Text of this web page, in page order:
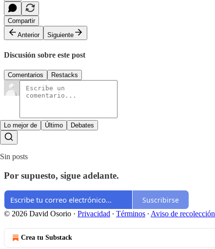
Compartir
Anterior
Siguiente
Discusión sobre este post
Comentarios Restacks
Lo mejor de Último Debates
Sin posts
Por supuesto, sigue adelante.
Suscribirse
© 2026 David Osorio · Privacidad ∙ Términos ∙ Aviso de recolección
Crea tu Substack